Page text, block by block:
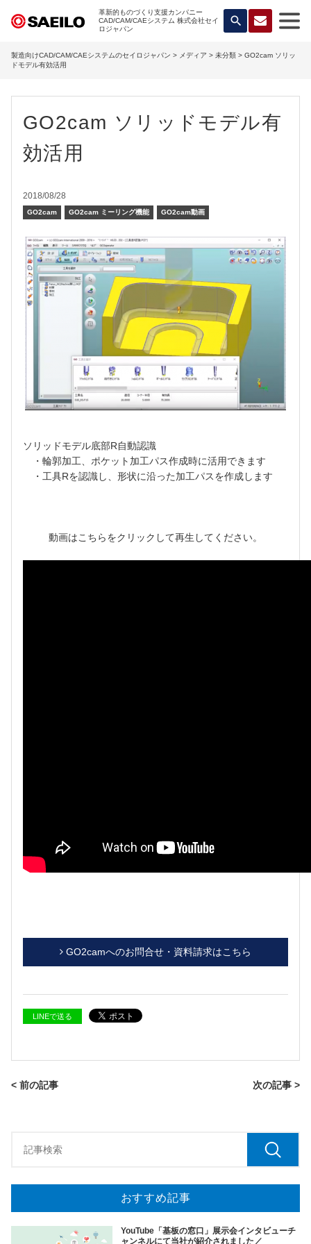
革新的ものづくり支援カンパニー
CAD/CAM/CAEシステム 株式会社セイ
ロジャパン
search
製造向けCAD/CAM/CAEシステムのセイロジャパン > メディア > 未分類 > GO2cam ソリッ
ドモデル有効活用
GO2cam ソリッドモデル有
効活用
2018/08/28
GO2cam GO2cam ミーリング機能 GO2cam動画
ソリッドモデル底部R自動認識
・輪郭加工、ポケット加工パス作成時に活用できます
・工具Rを認識し、形状に沿った加工パスを作成します
動画はこちらをクリックして再生してください。
GO2camへのお問合せ・資料請求はこちら
LINEで送る
< 前の記事 次の記事 >
おすすめ記事
YouTube「基板の窓口」展示会インタビューチ
ャンネルにて当社が紹介されました／